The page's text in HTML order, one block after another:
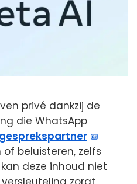
privé dankzij de
die WhatsApp
gesprekspartner
beluisteren, zelfs
deze inhoud niet